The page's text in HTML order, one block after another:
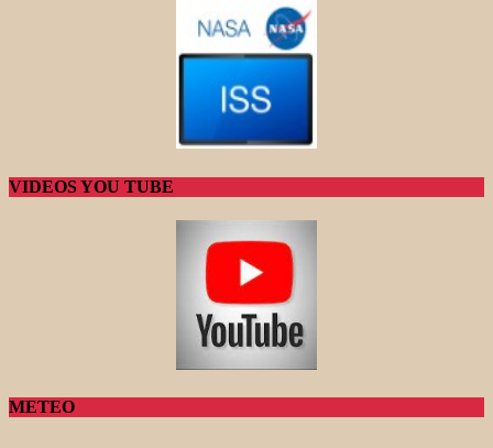
VIDEOS YOU TUBE
METEO